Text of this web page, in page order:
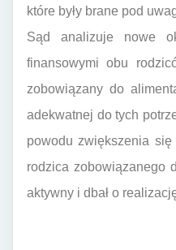
które były brane pod
Sąd analizuje nowe
finansowymi obu
zobowiązany do
adekwatnej do tych
powodu zwiększenia
rodzica zobowiązanego
aktywny i dbał o